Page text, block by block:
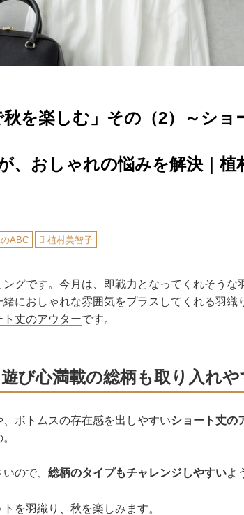
を楽しむ」その（2）～ショ
、おしゃれの悩みを解決｜植
ABC 植村美智子
グです。今月は、即戦力となってくれそうな
緒におしゃれな雰囲気をプラスしてくれる羽織
ト丈のアウターです。
び心満載の総柄も取り入れや
、ボトムスの存在感を出しやすいショート丈の
ので、 総柄のタイプもチャレンジしやすいよ
を羽織り、秋を楽しみます。